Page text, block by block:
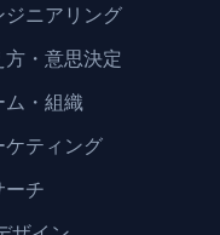
ジニアリング
方・意思決定
ム・組織
ケティング
ーチ